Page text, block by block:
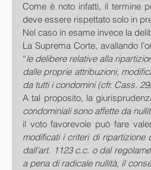
Come è noto infatti, il termine
deve essere rispettato solo in
Nel caso in esame invece la
La Suprema Corte, avallando
“le delibere relative alla
dalle proprie attribuzioni,
da tutti i condomini (cfr. Cass.
A tal proposito, la
condominiali sono affette da
il voto favorevole può fare
modificati i criteri di ripartizione
dall’art. 1123 c.c. o dal
a pena di radicale nullità, il